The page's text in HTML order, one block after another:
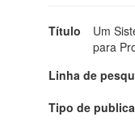
Título
Um
para
Linha de
Tipo de